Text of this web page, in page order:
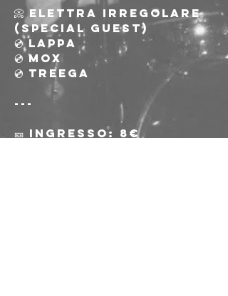
📀 Elettra Irregolare
(special guest)
💿 Lappa
💿 Mox
💿 Treega
---
🎫 Ingresso: 8€